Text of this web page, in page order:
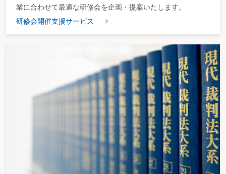
業に合わせて最適な研修会を企画・提案いたします。
研修会開催支援サービス